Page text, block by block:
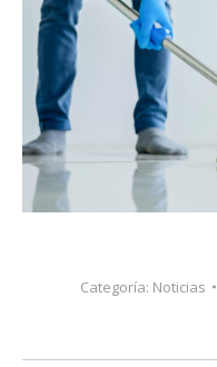
Categoría: Noticias